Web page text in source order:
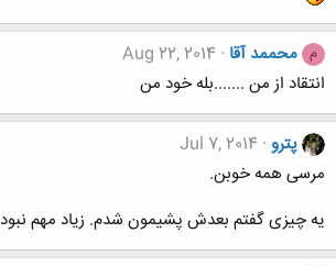
م محممد آقا Aug 22, 2014
انتقاد از من .......بله خود من
پترو Jul 7, 2014
مرسی همه خوبن.
یه چیزی گفتم بعدش پشیمون شدم. زیاد مهم نبود